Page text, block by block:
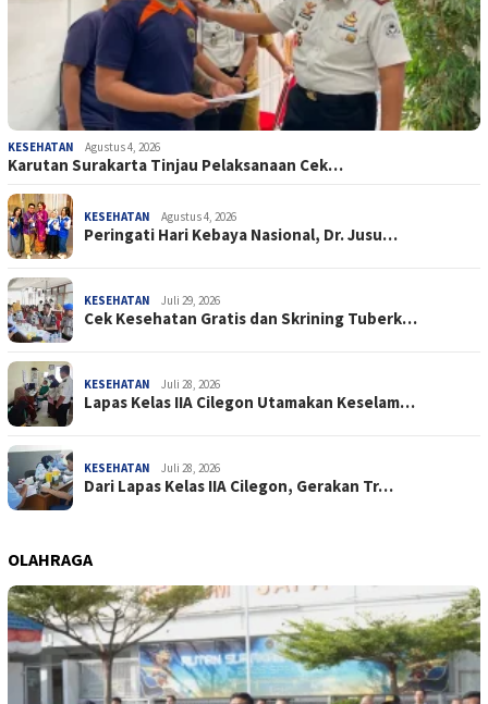
KESEHATAN Agustus 4, 2026
Karutan Surakarta Tinjau Pelaksanaan Cek…
KESEHATAN Agustus 4, 2026
Peringati Hari Kebaya Nasional, Dr. Jusu…
KESEHATAN Juli 29, 2026
Cek Kesehatan Gratis dan Skrining Tuberk…
KESEHATAN Juli 28, 2026
Lapas Kelas IIA Cilegon Utamakan Keselam…
KESEHATAN Juli 28, 2026
Dari Lapas Kelas IIA Cilegon, Gerakan Tr…
OLAHRAGA